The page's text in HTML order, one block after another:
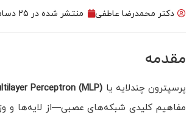
دکتر محمدرضا عاطفی منتشر شده در 25 دسامبر 2025
مقدمه
پرسپترون چندلایه یا Perceptron (MLP)